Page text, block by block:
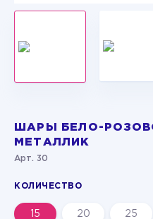
ШАРЫ БЕЛО-
МЕТАЛЛИК
Арт. 30
КОЛИЧЕСТВО
15 20 25